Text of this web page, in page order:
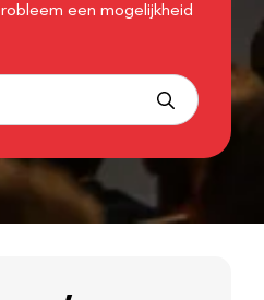
een mogelijkheid